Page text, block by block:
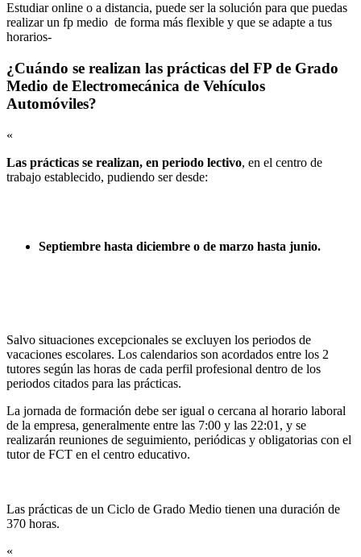
Estudiar online o a distancia, puede ser la solución para que puedas
realizar un fp medio de forma más flexible y que se adapte a tus
horarios-
¿Cuándo se realizan las prácticas del FP de Grado
Medio de Electromecánica de Vehículos
Automóviles?
«
Las prácticas se realizan, en periodo lectivo, en el centro de
trabajo establecido, pudiendo ser desde:
Septiembre hasta diciembre o de marzo hasta junio.
Salvo situaciones excepcionales se excluyen los periodos de
vacaciones escolares. Los calendarios son acordados entre los 2
tutores según las horas de cada perfil profesional dentro de los
periodos citados para las prácticas.
La jornada de formación debe ser igual o cercana al horario laboral
de la empresa, generalmente entre las 7:00 y las 22:01, y se
realizarán reuniones de seguimiento, periódicas y obligatorias con el
tutor de FCT en el centro educativo.
Las prácticas de un Ciclo de Grado Medio tienen una duración de
370 horas.
«